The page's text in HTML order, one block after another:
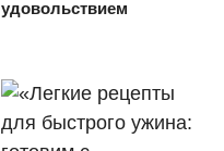
удовольствием